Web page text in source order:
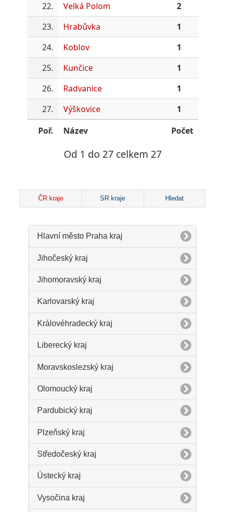
22.
Velká Polom
2
23.
Hrabůvka
1
24.
Koblov
1
25.
Kunčice
1
26.
Radvanice
1
27.
Výškovice
1
Poř.
Název Počet
Od 1 do 27 celkem 27
ČR kraje SR kraje Hledat
Hlavní město Praha kraj
Jihočeský kraj
Jihomoravský kraj
Karlovarský kraj
Královéhradecký kraj
Liberecký kraj
Moravskoslezský kraj
Olomoucký kraj
Pardubický kraj
Plzeňský kraj
Středočeský kraj
Ústecký kraj
Vysočina kraj